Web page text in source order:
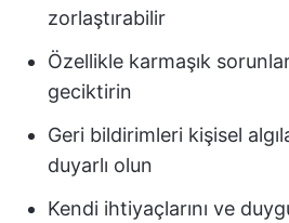
zorlaştırabilir
Özellikle karmaşık
geciktirin
Geri bildirimleri kişisel
duyarlı olun
Kendi ihtiyaçlarını ve